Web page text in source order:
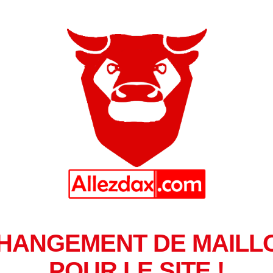
DE